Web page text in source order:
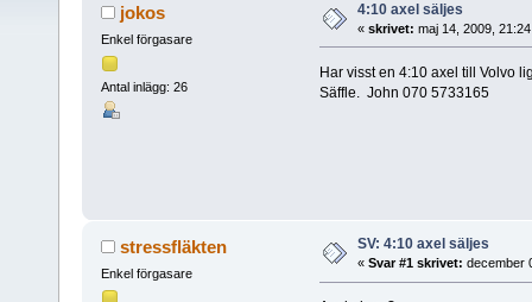
jokos
Enkel förgasare
Antal inlägg: 26
4:10 axel säljes
« skrivet: maj 14, 2009,
Har visst en 4:10 axel till Volvo
Säffle. John 070 5733165
stressfläkten
Enkel förgasare
SV: 4:10 axel säljes
« Svar #1 skrivet: december